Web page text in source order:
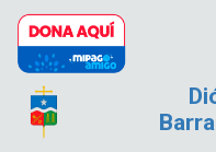
Pasar al contenido principal